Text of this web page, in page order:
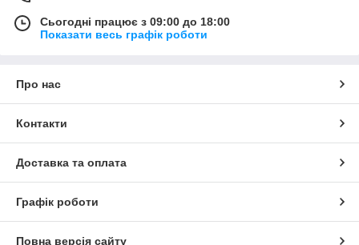
Сьогодні працює з 09:00 до 18:00
Показати весь графік роботи
Про нас
Контакти
Доставка та оплата
Графік роботи
Повна версія сайту